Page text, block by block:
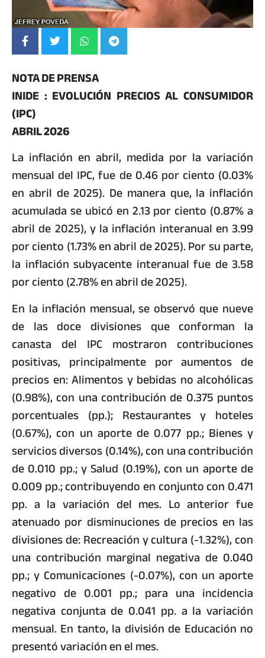
NOTA DE PRENSA
INIDE : EVOLUCIÓN PRECIOS AL CONSUMIDOR
(IPC)
ABRIL 2026
La inflación en abril, medida por la variación
mensual del IPC, fue de 0.46 por ciento (0.03%
en abril de 2025). De manera que, la inflación
acumulada se ubicó en 2.13 por ciento (0.87% a
abril de 2025), y la inflación interanual en 3.99
por ciento (1.73% en abril de 2025). Por su parte,
la inflación subyacente interanual fue de 3.58
por ciento (2.78% en abril de 2025).
En la inflación mensual, se observó que nueve
de las doce divisiones que conforman la
canasta del IPC mostraron contribuciones
positivas, principalmente por aumentos de
precios en: Alimentos y bebidas no alcohólicas
(0.98%), con una contribución de 0.375 puntos
porcentuales (pp.); Restaurantes y hoteles
(0.67%), con un aporte de 0.077 pp.; Bienes y
servicios diversos (0.14%), con una contribución
de 0.010 pp.; y Salud (0.19%), con un aporte de
0.009 pp.; contribuyendo en conjunto con 0.471
pp. a la variación del mes. Lo anterior fue
atenuado por disminuciones de precios en las
divisiones de: Recreación y cultura (-1.32%), con
una contribución marginal negativa de 0.040
pp.; y Comunicaciones (-0.07%), con un aporte
negativo de 0.001 pp.; para una incidencia
negativa conjunta de 0.041 pp. a la variación
mensual. En tanto, la división de Educación no
presentó variación en el mes.